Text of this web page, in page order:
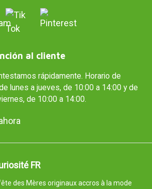
al cliente
rápidamente. Horario de
lunes a jueves, de 10:00 a 14:00 y de
de 10:00 a 14:00.
FR
des Mères originaux accros à la mode